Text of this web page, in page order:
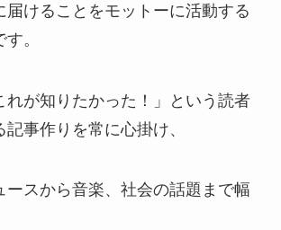
届けることをモットーに活動する
。
れが知りたかった！」という読者
事作りを常に心掛け、
ースから音楽、社会の話題まで幅